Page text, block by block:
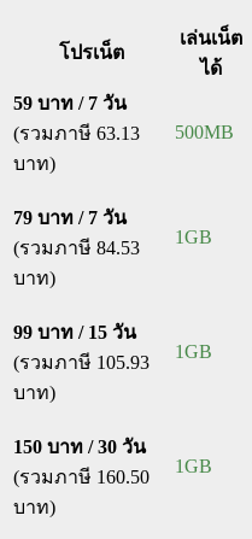
โปรเน็ต
เล่นเน็ต
ได้
59 บาท / 7 วัน
(รวมภาษี 63.13
บาท)
500MB
79 บาท / 7 วัน
(รวมภาษี 84.53
บาท)
1GB
99 บาท / 15 วัน
(รวมภาษี 105.93
บาท)
1GB
150 บาท / 30 วัน
(รวมภาษี 160.50
บาท)
1GB